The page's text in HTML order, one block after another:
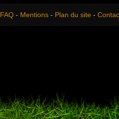
FAQ - Mentions - Plan du site -